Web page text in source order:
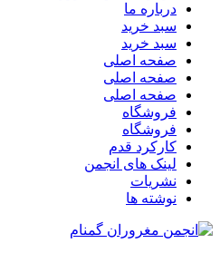
درباره ما
سبد خرید
سبد خرید
صفحه اصلی
صفحه اصلی
صفحه اصلی
فروشگاه
فروشگاه
کارکرد قدم
لینک های انجمن
نشریات
نوشته ها